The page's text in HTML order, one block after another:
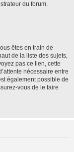
du forum.
êtes en train de
de la liste des sujets,
pas ce lien, cette
nécessaire entre
également possible de
vous de le faire